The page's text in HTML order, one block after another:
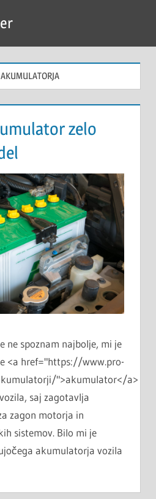
zelo
ne spoznam najbolje, mi je
<a href="https://www.pro-
">akumulator</a>
saj zagotavlja
zagon motorja in
sistemov. Bilo mi je
akumulatorja vozila